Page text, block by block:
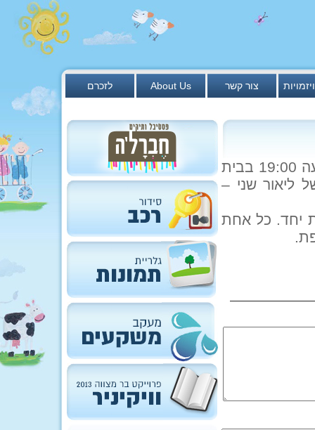
לזכרם About Us צור קשר
כולן מוזמנות לערב חמים ונעים היום (שני 20/2) בשעה 19:00 בבית
ליאור שני –
יחד. כל אחת